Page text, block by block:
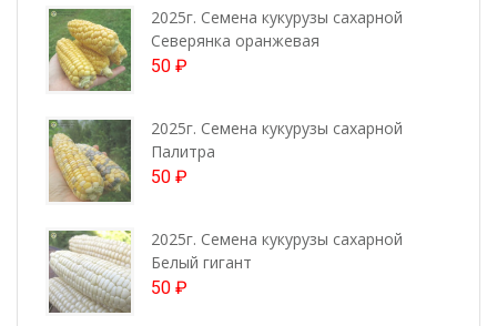
2025г. Семена кукурузы сахарной
Северянка оранжевая
50 ₽
2025г. Семена кукурузы сахарной
Палитра
50 ₽
2025г. Семена кукурузы сахарной
Белый гигант
50 ₽